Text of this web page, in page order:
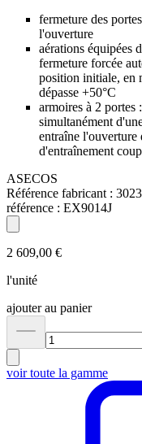
fermeture des
l'ouverture
aérations équipées
fermeture forcée
position initiale, en
dépasse +50°C
armoires à 2 portes
simultanément
entraîne l'ouverture
d'entraînement
ASECOS
Référence fabricant :
référence : EX9014J
2 609,00 €
l'unité
ajouter au panier
voir toute la gamme